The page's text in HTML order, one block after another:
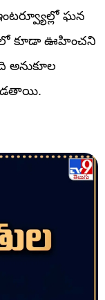
ఘన
కూడా ఊహించని
అనుకూల